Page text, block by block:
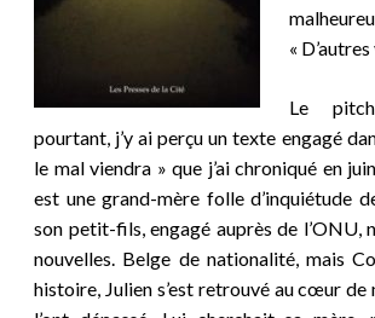
«
Le
pourtant, j’y ai perçu un texte engagé
le mal viendra » que j’ai chroniqué en
est une grand-mère folle d’inquiétude
son petit-fils, engagé auprès de l’ONU,
nouvelles. Belge de nationalité, mais
histoire, Julien s’est retrouvé au cœur